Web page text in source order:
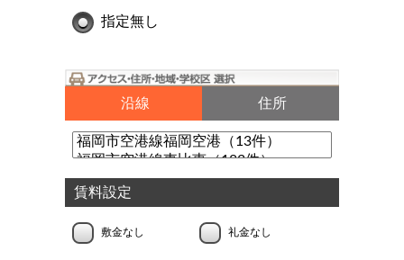
指定無し
沿線 住所
賃料設定
敷金なし 礼金なし